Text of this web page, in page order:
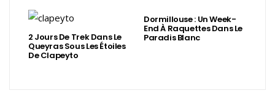
2 Jours De Trek Dans Le
Queyras Sous Les Étoiles
De Clapeyto
Dormillouse : Un Week-
End À Raquettes Dans Le
Paradis Blanc